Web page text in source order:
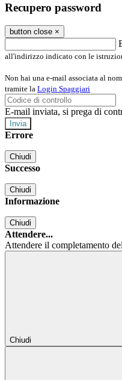
Recupero password
button close ×
all'indirizzo indicato con le
Non hai una e-mail associata al
tramite la Login Spaggiari
E-mail inviata, si prega di
Errore
Chiudi
Successo
Chiudi
Informazione
Chiudi
Attendere...
Attendere il completamento
Chiudi